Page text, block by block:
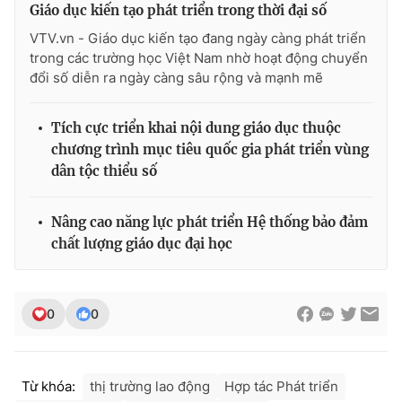
THỜI BÁO VTV
Theo dõi báo trên
Cơ quan chủ quản:Đài Truyền hình Việt Nam
Cơ quan báo chí:Thời báo VTV
Tổng Biên tập:
Tổng đài VTV:024.38 355 931 - 024.38 355 932
Giáo dục kiến tạo phát triển trong thời đại số
VTV.vn - Giáo dục kiến tạo đang ngày càng phát triển
trong các trường học Việt Nam nhờ hoạt động chuyển
đổi số diễn ra ngày càng sâu rộng và mạnh mẽ
Tích cực triển khai nội dung giáo dục thuộc
chương trình mục tiêu quốc gia phát triển vùng
dân tộc thiểu số
Nâng cao năng lực phát triển Hệ thống bảo đảm
chất lượng giáo dục đại học
0 0
Từ khóa: thị trường lao động
Hợp tác Phát triển